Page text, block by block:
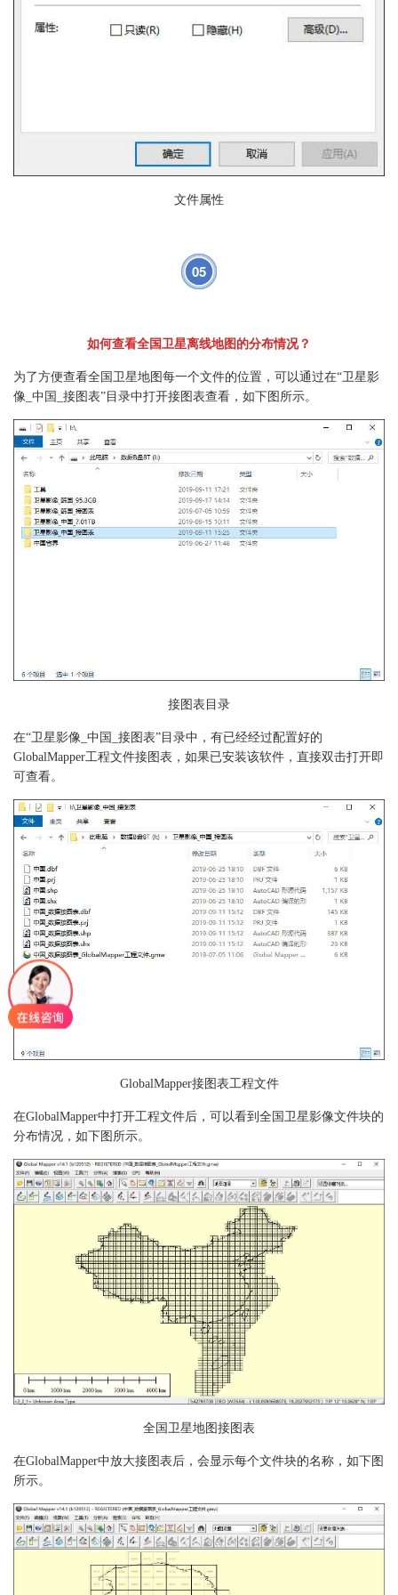
文件属性
05
如何查看全国卫星离线地图的分布情况？
为了方便查看全国卫星地图每一个文件的位置，可以通过在“卫星影
像_中国_接图表”目录中打开接图表查看，如下图所示。
接图表目录
在“卫星影像_中国_接图表”目录中，有已经经过配置好的
GlobalMapper工程文件接图表，如果已安装该软件，直接双击打开即
可查看。
GlobalMapper接图表工程文件
在GlobalMapper中打开工程文件后，可以看到全国卫星影像文件块的
分布情况，如下图所示。
全国卫星地图接图表
在GlobalMapper中放大接图表后，会显示每个文件块的名称，如下图
所示。